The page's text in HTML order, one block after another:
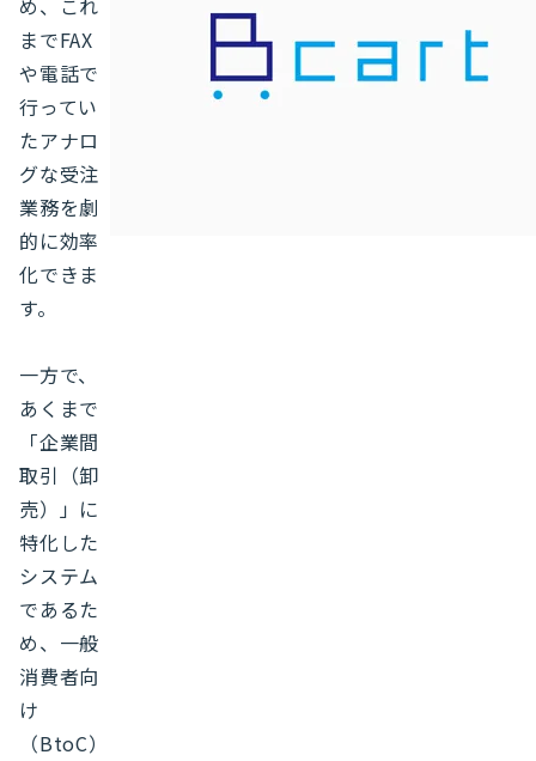
め、これ
までFAX
や電話で
行ってい
たアナロ
グな受注
業務を劇
的に効率
化できま
す。
一方で、
あくまで
「企業間
取引（卸
売）」に
特化した
システム
であるた
め、一般
消費者向
け
（BtoC）